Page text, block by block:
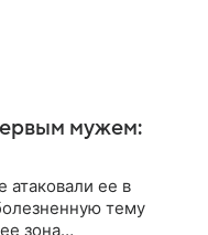
мужем:
атаковали ее в
тему
зона